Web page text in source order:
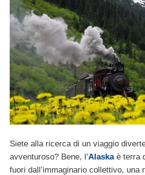
Siete alla ricerca di un viaggio
avventuroso? Bene, l’Alaska è terra
fuori dall’immaginario collettivo, una